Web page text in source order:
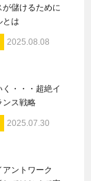
儲けるために
とは
2025.08.08
・・・超絶イ
ンス戦略
2025.07.30
ントワーク